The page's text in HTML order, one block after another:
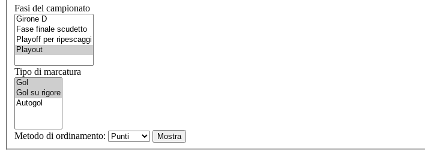
Fasi del campionato
Tipo di marcatura
Metodo di ordinamento: